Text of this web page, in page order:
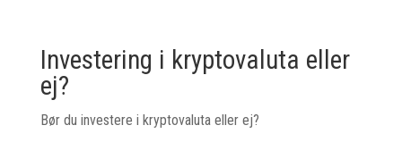
Investering i kryptovaluta eller
ej?
Bør du investere i kryptovaluta eller ej?